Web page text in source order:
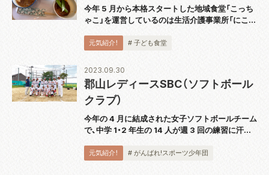
今年 5 月から本格スタートした地域食堂「こっち
ゃこ」を運営しているのは生活介護事業所「にこっ
い者の通所障がい福祉サービスを提供しているの
元気紹介！ # 子ども食堂
郡山レディースSBC（ソフトボール
クラブ）
今年の 4 月に結成された女子ソフトボールチーム
で、中学 1・2 年生の 14 人が週 3 回の練習に汗を
思を誰に対しても伝えられるよう、日頃の練習か
元気紹介！ # がんばれ!スポーツ少年団
2023.09.30